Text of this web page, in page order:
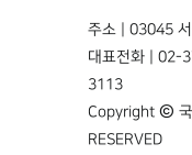
주소 | 03045
대표전화 | 02-
3113
Copyright © 국
RESERVED